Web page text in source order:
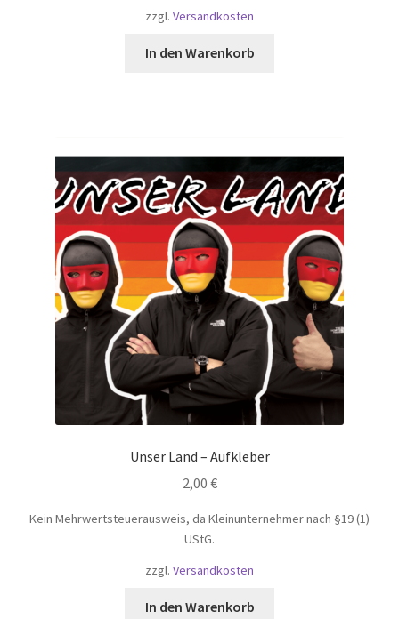
zzgl. Versandkosten
In den Warenkorb
Unser Land – Aufkleber
2,00 €
Kein Mehrwertsteuerausweis, da Kleinunternehmer nach §19 (1)
UStG.
zzgl. Versandkosten
In den Warenkorb